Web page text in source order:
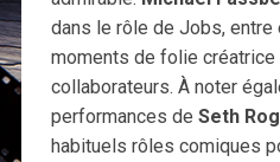
dans le rôle de Jobs,
moments de folie
collaborateurs. À noter
performances de Seth
habituels rôles comiques